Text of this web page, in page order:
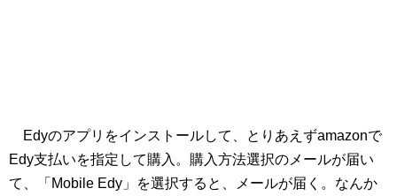
Edyのアプリをインストールして、とりあえずamazonで
Edy支払いを指定して購入。購入方法選択のメールが届い
て、「Mobile Edy」を選択すると、メールが届く。なんか